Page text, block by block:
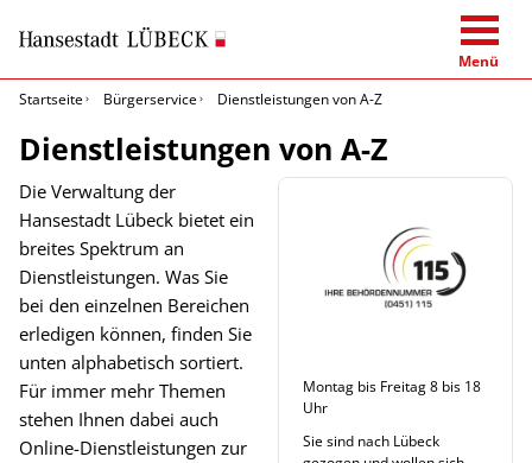
Menü
Startseite
Bürgerservice Dienstleistungen von A-Z
Dienstleistungen von A-Z
Die Verwaltung der
Hansestadt Lübeck bietet ein
breites Spektrum an
Dienstleistungen. Was Sie
bei den einzelnen Bereichen
erledigen können, finden Sie
unten alphabetisch sortiert.
Für immer mehr Themen
stehen Ihnen dabei auch
Online-Dienstleistungen zur
Montag bis Freitag 8 bis 18
Uhr
Sie sind nach Lübeck